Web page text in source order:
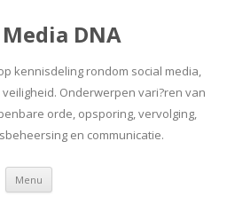
DNA
kennisdeling rondom social media,
Onderwerpen vari?ren van
orde, opsporing, vervolging,
en communicatie.
Menu Spring
inhoud